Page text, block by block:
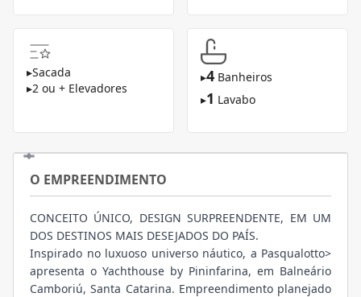
▸Sacada
▸2 ou + Elevadores
▸4 Banheiros
▸1 Lavabo
O EMPREENDIMENTO
CONCEITO ÚNICO, DESIGN SURPREENDENTE, EM UM
DOS DESTINOS MAIS DESEJADOS DO PAÍS.
Inspirado no luxuoso universo náutico, a Pasqualotto>
apresenta o Yachthouse by Pininfarina, em Balneário
Camboriú, Santa Catarina. Empreendimento planejado